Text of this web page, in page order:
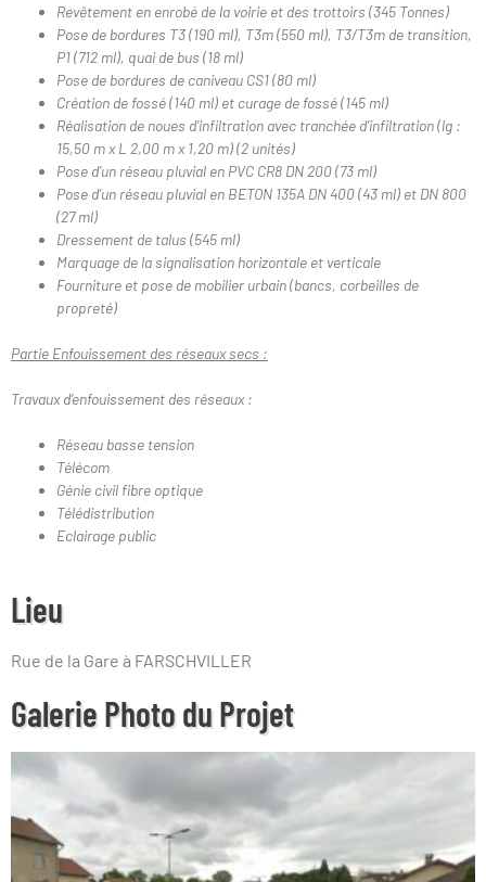
Revêtement en enrobé de la voirie et des trottoirs (345 Tonnes)
Pose de bordures T3 (190 ml), T3m (550 ml), T3/T3m de transition,
P1 (712 ml), quai de bus (18 ml)
Pose de bordures de caniveau CS1 (80 ml)
Création de fossé (140 ml) et curage de fossé (145 ml)
Réalisation de noues d’infiltration avec tranchée d’infiltration (lg :
15,50 m x L 2,00 m x 1,20 m) (2 unités)
Pose d’un réseau pluvial en PVC CR8 DN 200 (73 ml)
Pose d’un réseau pluvial en BETON 135A DN 400 (43 ml) et DN 800
(27 ml)
Dressement de talus (545 ml)
Marquage de la signalisation horizontale et verticale
Fourniture et pose de mobilier urbain (bancs, corbeilles de
propreté)
Partie Enfouissement des réseaux secs :
Travaux d’enfouissement des réseaux :
Réseau basse tension
Télécom
Génie civil fibre optique
Télédistribution
Eclairage public
Lieu
Rue de la Gare à FARSCHVILLER
Galerie Photo du Projet